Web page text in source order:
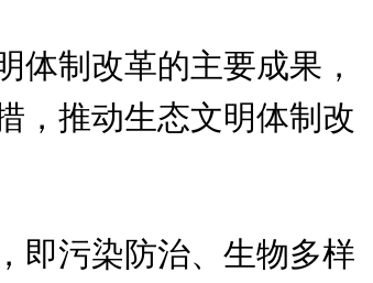
体制改革的主要成果，
，推动生态文明体制改
即污染防治、生物多样